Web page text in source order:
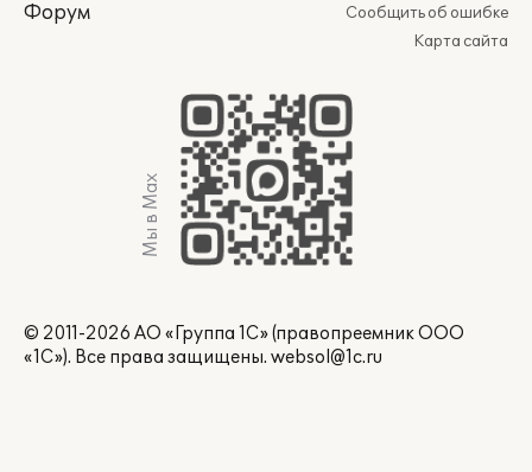
Форум
Сообщить об ошибке
Карта сайта
Мы в Max
© 2011-2026 АО «Группа 1С» (правопреемник ООО
«1С»). Все права защищены. websol@1c.ru